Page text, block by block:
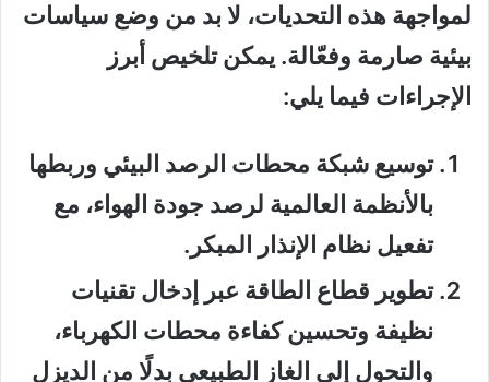
لمواجهة هذه التحديات، لا بد من وضع سياسات
بيئية صارمة وفعّالة. يمكن تلخيص أبرز
الإجراءات فيما يلي:
توسيع شبكة محطات الرصد البيئي وربطها
بالأنظمة العالمية لرصد جودة الهواء، مع
تفعيل نظام الإنذار المبكر.
تطوير قطاع الطاقة عبر إدخال تقنيات
نظيفة وتحسين كفاءة محطات الكهرباء،
والتحول إلى الغاز الطبيعي بدلًا من الديزل